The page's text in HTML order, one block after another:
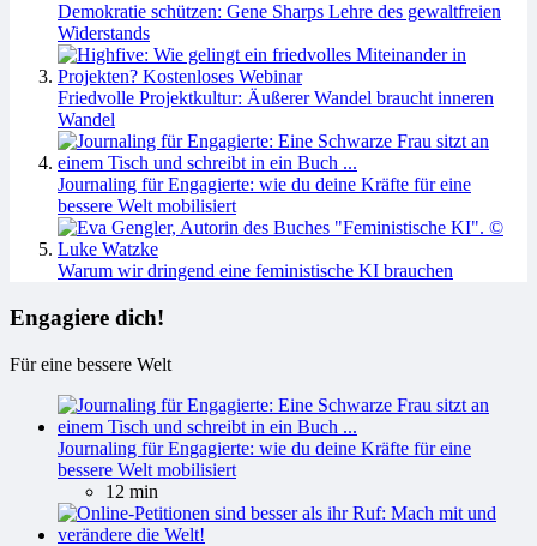
Demokratie schützen: Gene Sharps Lehre des gewaltfreien
Widerstands
Friedvolle Projektkultur: Äußerer Wandel braucht inneren
Wandel
Journaling für Engagierte: wie du deine Kräfte für eine
bessere Welt mobilisiert
Warum wir dringend eine feministische KI brauchen
Engagiere dich!
Für eine bessere Welt
Journaling für Engagierte: wie du deine Kräfte für eine
bessere Welt mobilisiert
12 min